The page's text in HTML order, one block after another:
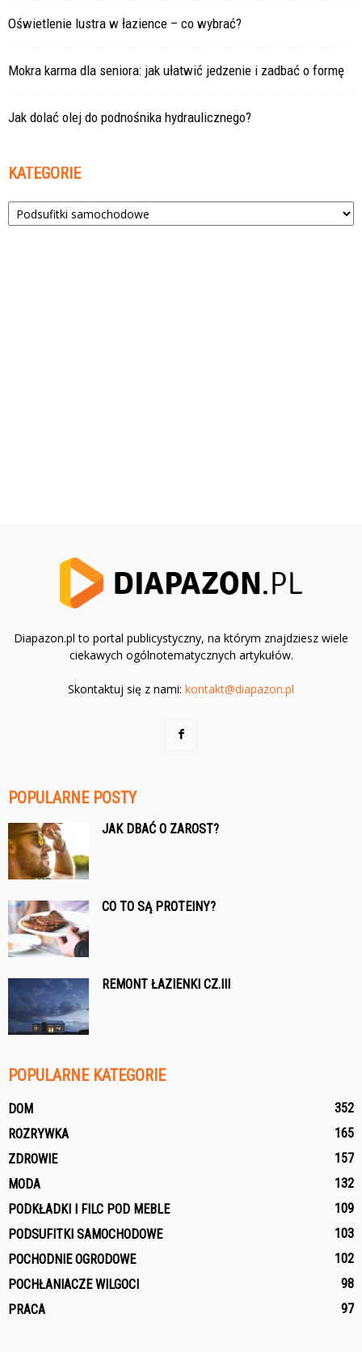
Oświetlenie lustra w łazience – co wybrać?
Mokra karma dla seniora: jak ułatwić jedzenie i zadbać o formę
Jak dolać olej do podnośnika hydraulicznego?
KATEGORIE
Kategorie
Diapazon.pl to portal publicystyczny, na którym znajdziesz wiele
ciekawych ogólnotematycznych artykułów.
Skontaktuj się z nami: kontakt@diapazon.pl
POPULARNE POSTY
JAK DBAĆ O ZAROST?
CO TO SĄ PROTEINY?
REMONT ŁAZIENKI CZ.III
POPULARNE KATEGORIE
DOM
352
ROZRYWKA
165
ZDROWIE
157
MODA
132
PODKŁADKI I FILC POD MEBLE
109
PODSUFITKI SAMOCHODOWE
103
POCHODNIE OGRODOWE
102
POCHŁANIACZE WILGOCI
98
PRACA
97